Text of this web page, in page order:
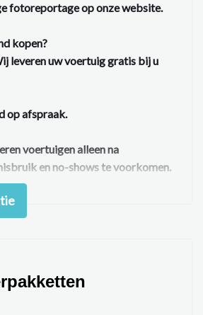
fotoreportage op onze website.
kopen?
leveren uw voertuig gratis bij u
op afspraak.
voertuigen alleen na
en no-shows te voorkomen.
en vrijwaring
mogelijk
indicatie. Dit kan ook eenvoudig
13762361.